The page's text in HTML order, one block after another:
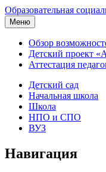
Образовательная
Меню
Обзор
Детский проект
Аттестация
Детский сад
Начальная школа
Школа
НПО и СПО
ВУЗ
Навигация